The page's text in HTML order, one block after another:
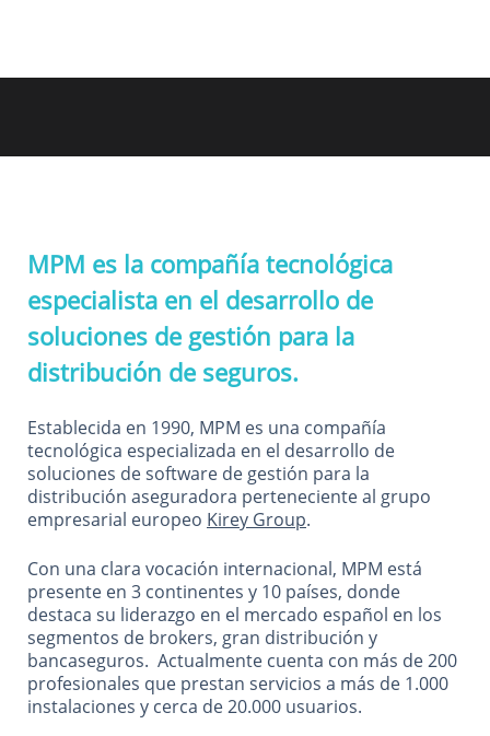
MPM es la compañía tecnológica
especialista en el desarrollo de
soluciones de gestión para la
distribución de seguros.
Establecida en 1990, MPM es una compañía
tecnológica especializada en el desarrollo de
soluciones de software de gestión para la
distribución aseguradora perteneciente al grupo
empresarial europeo Kirey Group.
Con una clara vocación internacional, MPM está
presente en 3 continentes y 10 países, donde
destaca su liderazgo en el mercado español en los
segmentos de brokers, gran distribución y
bancaseguros. Actualmente cuenta con más de 200
profesionales que prestan servicios a más de 1.000
instalaciones y cerca de 20.000 usuarios.